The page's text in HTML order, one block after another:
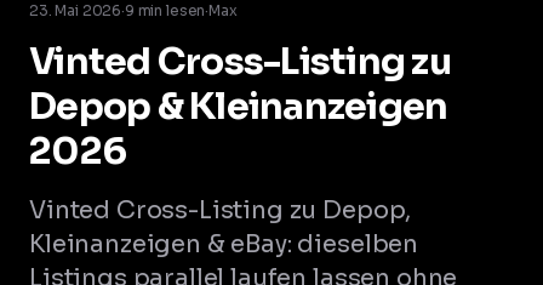
23. Mai 2026·9 min lesen·Max
Vinted Cross-Listing zu
Depop & Kleinanzeigen
2026
Vinted Cross-Listing zu Depop,
Kleinanzeigen & eBay: dieselben
Listings parallel laufen lassen ohne